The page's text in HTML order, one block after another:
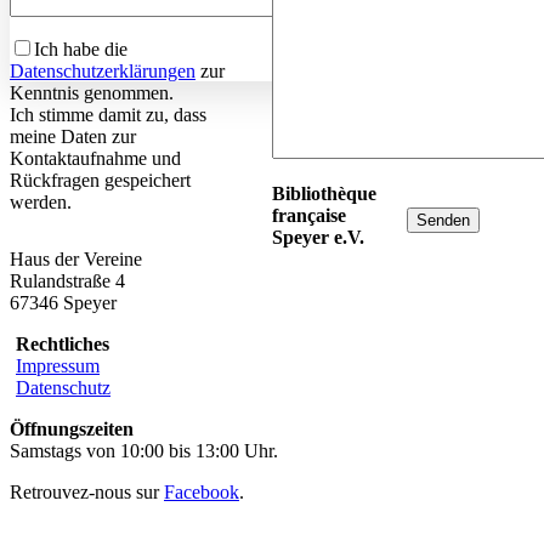
Ich habe die
Datenschutzerklärungen zur
Kenntnis genommen.
Ich stimme damit zu, dass
meine Daten zur
Kontaktaufnahme und
Rückfragen gespeichert
werden.
Bibliothèque
française
Speyer e.V.
Haus der Vereine
Rulandstraße 4
67346 Speyer
Rechtliches
Impressum
Datenschutz
Öffnungszeiten
Samstags von 10:00 bis 13:00 Uhr.
Retrouvez-nous surFacebook.